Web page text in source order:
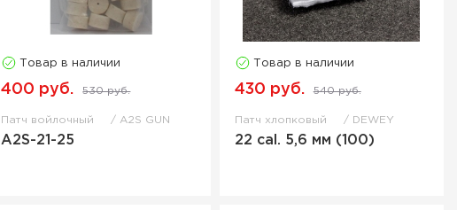
Товар в наличии
400 руб. 530 руб.
Патч войлочный A2S GUN
A2S-21-25
Товар в наличии
430 руб. 540 руб.
Патч хлопковый DEWEY
22 cal. 5,6 мм (100)